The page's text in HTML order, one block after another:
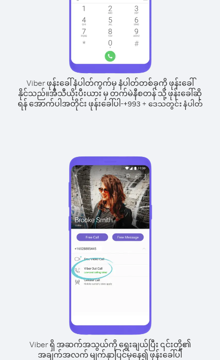
Viber ဖုန်းခေါ်နံပါတ်ကွက်မှ နံပါတ်တစ်ခုကို ဖုန်းခေါ်
နိုင်သည်။အီသီယိုးပီးယား မှ တက်မဲနီစတန် သို့ ဖုန်းခေါ်ဆို
ရန် အောက်ပါအတိုင်း ဖုန်းခေါ်ပါ-+993+ ဒေသတွင်း နံပါတ်
Viber ရှိ အဆက်အသွယ်ကို ရွေးချယ်ပြီး ၎င်းတို့၏
အချက်အလက် မျက်နှာပြင်မှနေ၍ ဖုန်းခေါ်ပါ